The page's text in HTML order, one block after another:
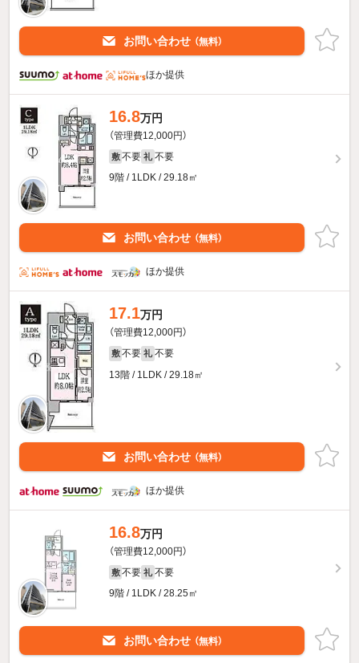
お問い合わせ （無料）
ほか提供
16.8万円
（管理費12,000円）
敷 不要 礼 不要
9階 / 1LDK / 29.18㎡
お問い合わせ （無料）
ほか提供
17.1万円
（管理費12,000円）
敷 不要 礼 不要
13階 / 1LDK / 29.18㎡
お問い合わせ （無料）
ほか提供
16.8万円
（管理費12,000円）
敷 不要 礼 不要
9階 / 1LDK / 28.25㎡
お問い合わせ （無料）